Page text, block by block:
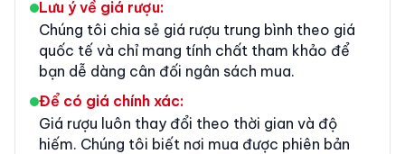
Lưu ý về giá rượu:
Chúng tôi chia sẻ giá rượu trung bình theo giá
quốc tế và chỉ mang tính chất tham khảo để
bạn dễ dàng cân đối ngân sách mua.
Để có giá chính xác:
Giá rượu luôn thay đổi theo thời gian và độ
hiếm. Chúng tôi biết nơi mua được phiên bản